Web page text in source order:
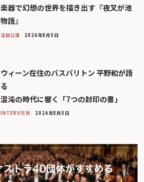
楽器で幻想の世界を描き出す『夜叉が池
物語』
注目公演 2026年8月5日
ウィーン在住のバスバリトン 平野和が語
る
混沌の時代に響く「7つの封印の書」
INTERVIEW 2026年8月5日